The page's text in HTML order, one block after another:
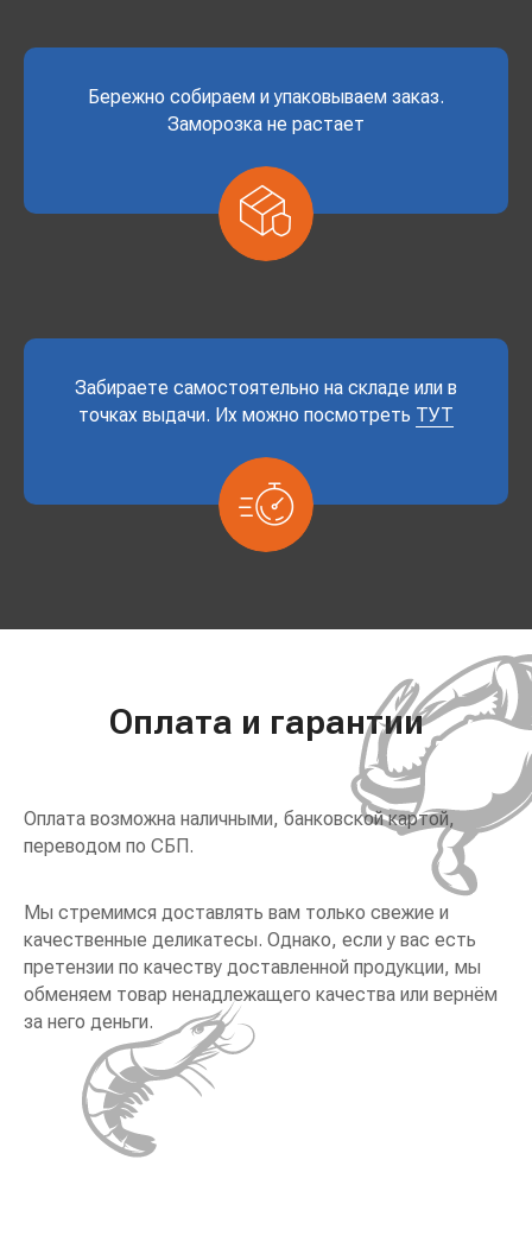
Бережно собираем и упаковываем заказ.
Заморозка не растает
Забираете самостоятельно на складе или в
точках выдачи. Их можно посмотреть ТУТ
Оплата и гарантии
Оплата возможна наличными, банковской картой,
переводом по СБП.
Мы стремимся доставлять вам только свежие и
качественные деликатесы. Однако, если у вас есть
претензии по качеству доставленной продукции, мы
обменяем товар ненадлежащего качества или вернём
за него деньги.